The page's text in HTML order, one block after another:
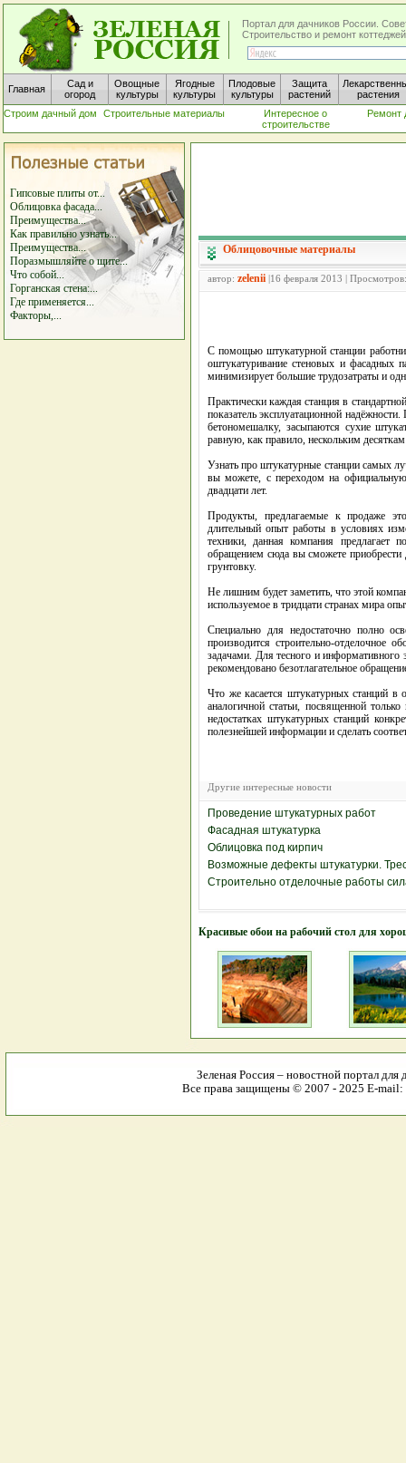
Портал для дачников России.
Строительство и ремонт
Главная
Сад и
огород
Овощные
культуры
Ягодные
культуры
Плодовые
культуры
Защита
растений
растения
Строим дачный дом
Строительные материалы
Интересное о
строительстве
Ремонт
Гипсовые плиты от...
Облицовка фасада...
Преимущества...
Как правильно узнать...
Преимущества...
Поразмышляйте о щите...
Что собой...
Горганская стена:...
Где применяется...
Факторы,...
Облицовочные материалы
автор: zelenii |16 февраля 2013 |
С помощью штукатурной станции
оштукатуривание стеновых и фасадных
минимизирует большие трудозатраты и
Практически каждая станция в
показатель эксплуатационной
бетономешалку, засыпаются сухие
равную, как правило, нескольким
Узнать про штукатурные станции самых
вы можете, с переходом на официальную
двадцати лет.
Продукты, предлагаемые к продаже
длительный опыт работы в условиях
техники, данная компания предлагает
обращением сюда вы сможете
грунтовку.
Не лишним будет заметить, что этой
используемое в тридцати странах мира
Специально для недостаточно полно
производится строительно-отделочное
задачами. Для тесного и информативного
рекомендовано безотлагательное
Что же касается штукатурных станций в
аналогичной статьи, посвященной
недостатках штукатурных станций
полезнейшей информации и сделать
Другие интересные новости
Проведение штукатурных работ
Фасадная штукатурка
Облицовка под кирпич
Возможные дефекты штукатурки.
Строительно отделочные работы
Красивые обои на рабочий стол для
Зеленая Россия – новостной портал для
Все права защищены © 2007 - 2025 E-mail: